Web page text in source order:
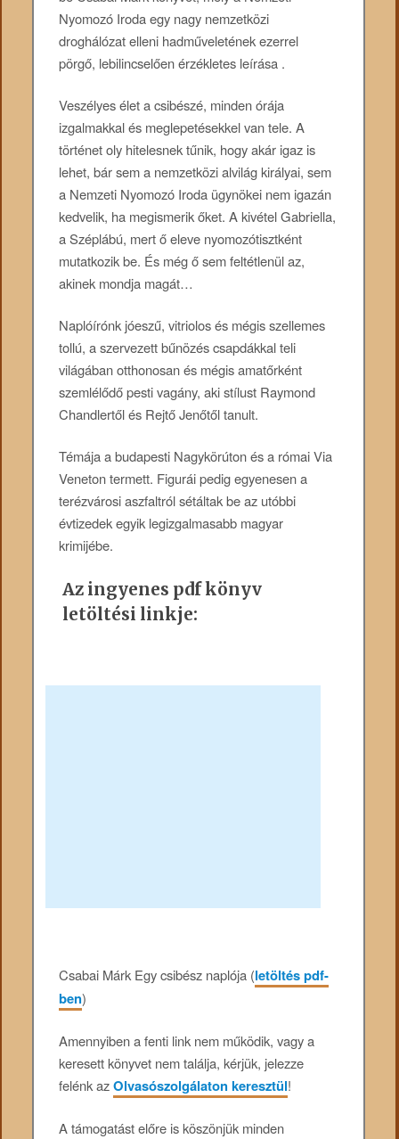
Nyomozó Iroda egy nagy nemzetközi
droghálózat elleni hadműveletének ezerrel
pörgő, lebilincselően érzékletes leírása .
Veszélyes élet a csibészé, minden órája
izgalmakkal és meglepetésekkel van tele. A
történet oly hitelesnek tűnik, hogy akár igaz is
lehet, bár sem a nemzetközi alvilág királyai, sem
a Nemzeti Nyomozó Iroda ügynökei nem igazán
kedvelik, ha megismerik őket. A kivétel Gabriella,
a Széplábú, mert ő eleve nyomozótisztként
mutatkozik be. És még ő sem feltétlenül az,
akinek mondja magát…
Naplóírónk jóeszű, vitriolos és mégis szellemes
tollú, a szervezett bűnözés csapdákkal teli
világában otthonosan és mégis amatőrként
szemlélődő pesti vagány, aki stílust Raymond
Chandlertől és Rejtő Jenőtől tanult.
Témája a budapesti Nagykörúton és a római Via
Veneton termett. Figurái pedig egyenesen a
terézvárosi aszfaltról sétáltak be az utóbbi
évtizedek egyik legizgalmasabb magyar
krimijébe.
Az ingyenes pdf könyv
letöltési linkje:
Csabai Márk Egy csibész naplója (letöltés pdf-
ben)
Amennyiben a fenti link nem működik, vagy a
keresett könyvet nem találja, kérjük, jelezze
felénk azOlvasószolgálaton keresztül!
A támogatást előre is köszönjük minden